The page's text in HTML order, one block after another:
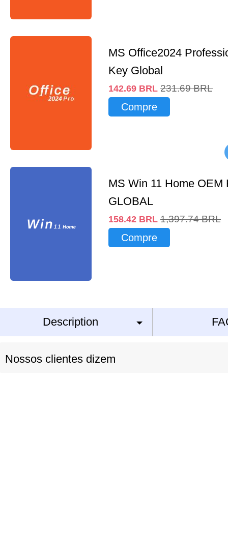
MS Office2024
Key Global
142.69 BRL 231.69 BRL
Compre
MS Win 11 Home OEM
GLOBAL
158.42 BRL 1,397.74 BRL
Compre
Description
Nossos clientes dizem